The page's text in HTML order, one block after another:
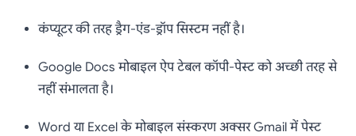
कंप्यूटर की तरह ड्रैग-एंड-ड्रॉप सिस्टम नहीं है।
Google Docs मोबाइल ऐप टेबल कॉपी-पेस्ट को अच्छी तरह से
नहीं संभालता है।
Word या Excel के मोबाइल संस्करण अक्सर Gmail में पेस्ट